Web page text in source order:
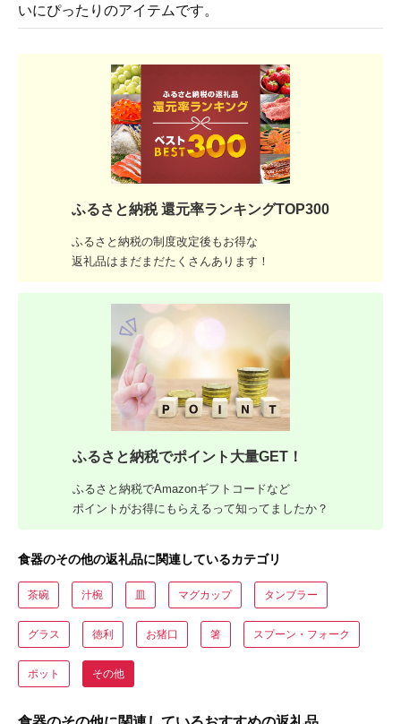
いにぴったりのアイテムです。
ふるさと納税 還元率ランキングTOP300
ふるさと納税の制度改定後もお得な
返礼品はまだまだたくさんあります！
ふるさと納税でポイント大量GET！
ふるさと納税でAmazonギフトコードなど
ポイントがお得にもらえるって知ってましたか？
食器のその他の返礼品に関連しているカテゴリ
茶碗 汁椀 皿 マグカップ タンブラー
グラス 徳利 お猪口 箸 スプーン・フォーク
ポット その他